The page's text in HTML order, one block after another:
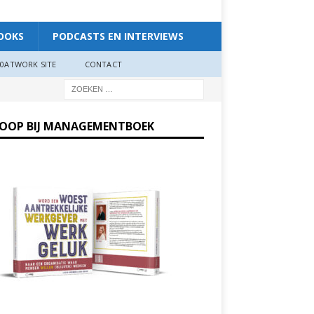
PODCASTS EN INTERVIEWS
SITE CONTACT
BIJ MANAGEMENTBOEK